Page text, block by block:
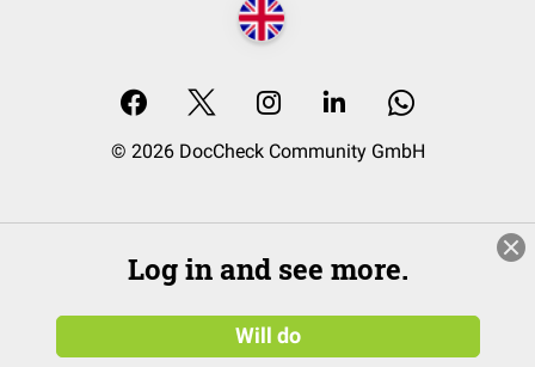
© 2026 DocCheck Community GmbH
Log in and see more.
Will do